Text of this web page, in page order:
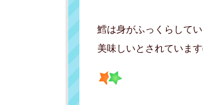
鱈は身がふっくらして
美味しいとされていま